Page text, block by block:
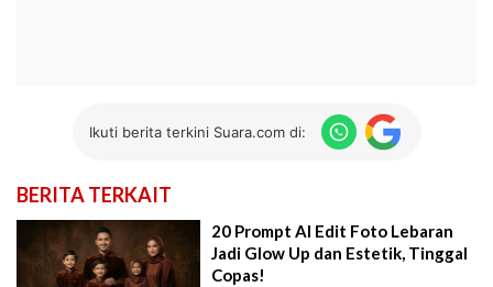
Ikuti berita terkini Suara.com di:
BERITA TERKAIT
20 Prompt AI Edit Foto Lebaran
Jadi Glow Up dan Estetik, Tinggal
Copas!